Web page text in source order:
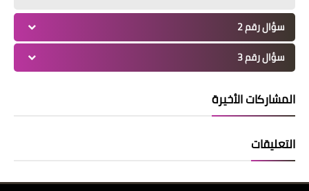
سؤال رقم 2
سؤال رقم 3
المشاركات الأخيرة
التعليقات